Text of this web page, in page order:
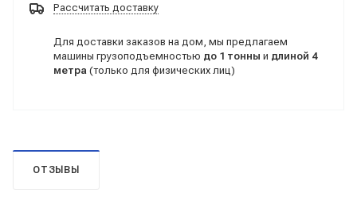
Рассчитать доставку
Для доставки заказов на дом, мы предлагаем
машины грузоподъемностью до 1 тонны и длиной 4
метра (только для физических лиц)
ОТЗЫВЫ